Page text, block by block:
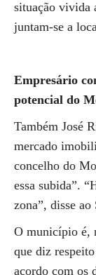
situação vivida
juntam-se a
Empresário
potencial do
Também José
mercado
concelho do
essa subida”.
zona”, disse ao
O município é,
que diz
acordo com os